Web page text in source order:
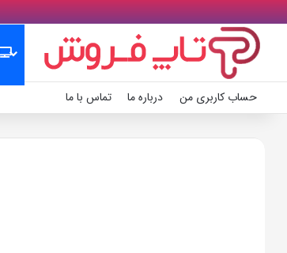
حساب کاربری من درباره ما تماس با ما